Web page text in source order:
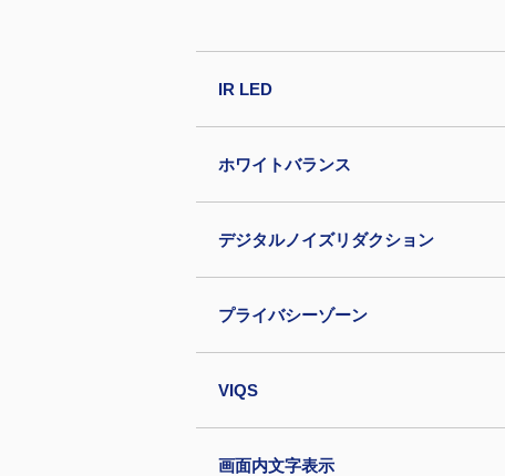
IR LED
ホワイトバランス
デジタルノイズリダクション
プライバシーゾーン
VIQS
画面内文字表示